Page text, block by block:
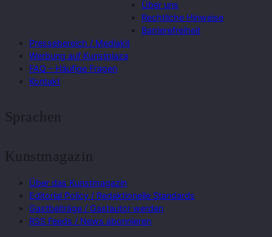
Über uns
Rechtliche Hinweise
Barrierefreiheit
Pressebereich / Mediakit
Werbung auf Kunstplaza
FAQ – Häufige Fragen
Kontakt
Sprachen
Kunstmagazin
Über das Kunstmagazin
Editorial Policy / Redaktionelle Standards
Gastbeiträge / Gastautor werden
RSS Feeds / News abonnieren